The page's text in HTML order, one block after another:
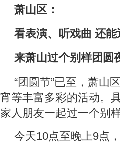
萧山区：
看表演、听戏曲 还
来萧山过个别样团圆
“团圆节”已至，萧山
宵等丰富多彩的活动。
家人朋友一起过一个别
今天10点至晚上9点